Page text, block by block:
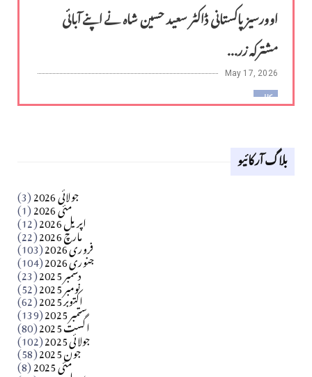
اوورسیز پاکستانی ڈاکٹر سعید حسین شاہ نے اپنے آبائی
مشترکہ زر...
May 17, 2026
کالم
Apr 18, 2026
بلاگ آرکائیو
جولائی 2026 (3) مئی 2026 (1) اپریل 2026 (12) مارچ 2026 (22) فروری 2026 (103) جنوری 2026 (104) دسمبر 2025 (23) نومبر 2025 (52) اکتوبر 2025 (62) ستمبر 2025 (139) اگست 2025 (80) جولائی 2025 (102) جون 2025 (58) مئی 2025 (8)